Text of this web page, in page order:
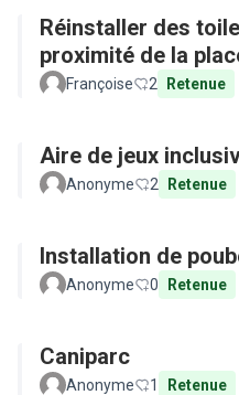
Réinstaller des
proximité de la
Françoise 2 Retenue
Aire de jeux
Anonyme 2 Retenue
Installation de
Anonyme 0 Retenue
Caniparc
Anonyme 1 Retenue